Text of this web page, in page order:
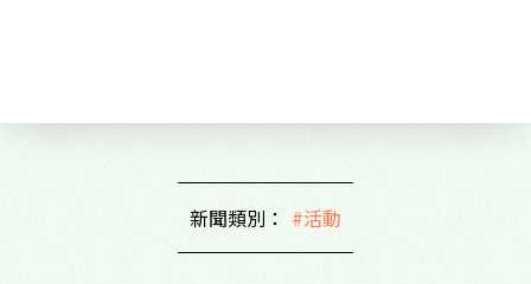
新聞類別： #活動